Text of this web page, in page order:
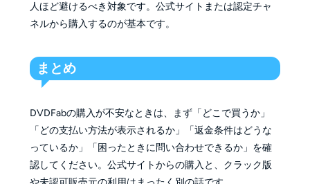
人ほど避けるべき対象です。公式サイトまたは認定チャ
ネルから購入するのが基本です。
まとめ
DVDFabの購入が不安なときは、まず「どこで買うか」
「どの支払い方法が表示されるか」「返金条件はどうな
っているか」「困ったときに問い合わせできるか」を確
認してください。公式サイトからの購入と、クラック版